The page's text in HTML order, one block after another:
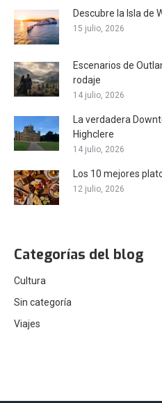
Descubre la Isla de
15 julio, 2026
Escenarios de
rodaje
14 julio, 2026
La verdadera
Highclere
14 julio, 2026
Los 10 mejores
12 julio, 2026
Categorías del blog
Cultura
Sin categoría
Viajes